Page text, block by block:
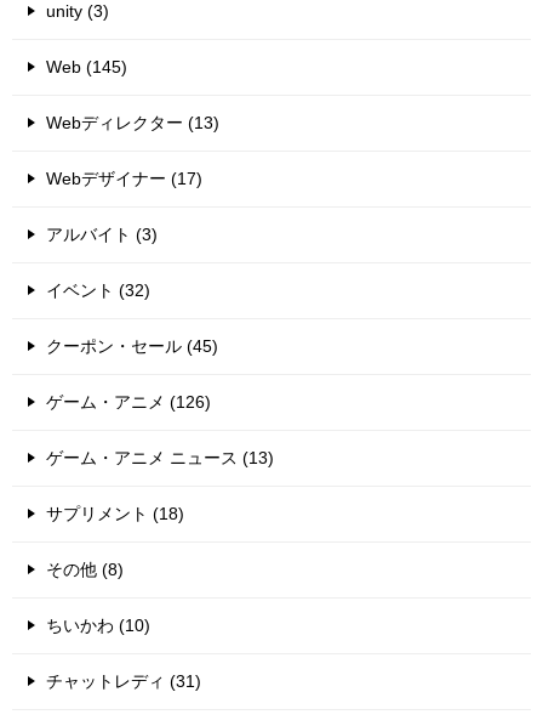
unity (3)
Web (145)
Webディレクター (13)
Webデザイナー (17)
アルバイト (3)
イベント (32)
クーポン・セール (45)
ゲーム・アニメ (126)
ゲーム・アニメ ニュース (13)
サプリメント (18)
その他 (8)
ちいかわ (10)
チャットレディ (31)